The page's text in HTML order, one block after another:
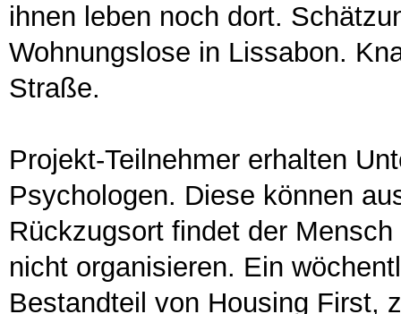
ihnen leben noch dort.
Wohnungslose in Lissabon.
Straße.
Projekt-Teilnehmer erhalten
Psychologen. Diese können
Rückzugsort findet der
nicht organisieren. Ein
Bestandteil von Housing First,